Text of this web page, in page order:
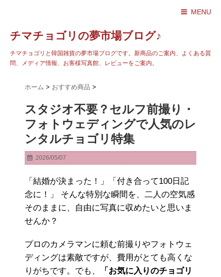
MENU
チマチョゴリの夢市場ブログ♪
チマチョゴリと韓国雑貨の夢市場ブログです。新商品のご案内、よくある質
問、メディア情報、お客様写真館、レビューをご案内。
ホーム > おすすめ商品 >
スタジオ不要？セルフ前撮り・
フォトウェディングで人気のレ
ンタルチョゴリ特集
2026/05/07
「結婚が決まった！」「付き合って100日記
念に！」 そんな特別な瞬間を、二人の空気感
そのままに、自由に写真に収めたいと思いま
せんか？
プロのカメラマンに頼む前撮りやフォトウェ
ディングは素敵ですが、費用がとても高くな
りがちです。でも、
「お気に入りのチョゴリ